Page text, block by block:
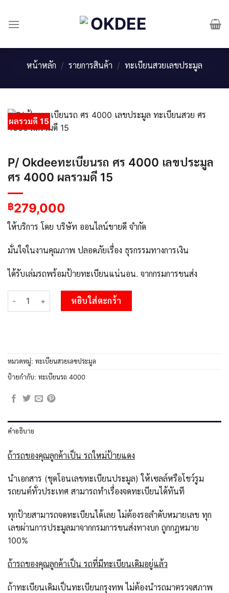
content
หน้าหลัก / รายการสินค้า / ทะเบียนสวยเลขประมูล
ผลรวมดี 15
P/ Okdeeทะเบียนรถ ศร 4000 เลขประมูล
ศร 4000 ผลรวมดี 15
฿279,000
ให้บริการ โดย บริษัท ออนไลน์ขายดี จำกัด
มั่นใจในงานคุณภาพ ปลอดภัยเรื่อง ธุรกรรมทางการเงิน
ได้รับเล่มรถพร้อมป้ายทะเบียนแน่นอน. จากกรมการขนส่ง
จำนวน P/ Okdeeทะเบียนรถ ศร 4000 เลขประมูล ศร 4000 ผลรวม
หยิบใส่ตะกร้า
หมวดหมู่: ทะเบียนสวยเลขประมูล
ป้ายกำกับ: ทะเบียนรถ 4000
คำอธิบาย
ถ้ารถของคุณลูกค้าเป็น รถใหม่ป้ายแดง
นำเอกสาร (ชุดโอนเลขทะเบียนประมูล) ให้เซลล์หรือโชว์รูม
รถยนต์ทั่วประเทศ สามารถทำเรื่องจดทะเบียนได้ทันที
ทุกป้ายสามารถจดทะเบียนได้เลย ไม่ต้องรอลำดับหมายเลข ทุก
เลขผ่านการประมูลมาจากกรมการขนส่งทางบก ถูกกฎหมาย
100%
ถ้ารถของคุณลูกค้าเป็น รถที่มีทะเบียนเดิมอยู่แล้ว
ถ้าทะเบียนเดิมเป็นทะเบียนกรุงทพ ไม่ต้องนำรถมาตรวจสภาพ